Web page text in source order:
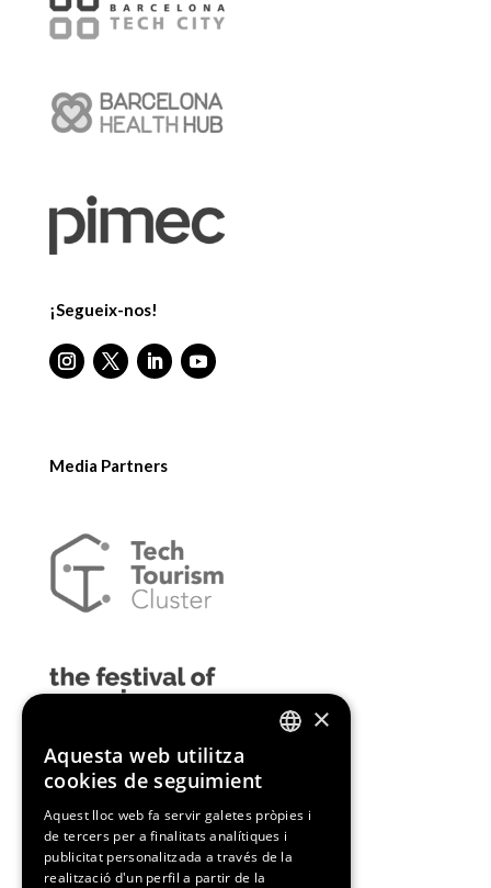
¡Segueix-nos!
Media Partners
CATALAN
×
Aquesta web utilitza
cookies de seguimient
Aquest lloc web fa servir galetes pròpies i
de tercers per a finalitats analítiques i
publicitat personalitzada a través de la
realització d'un perfil a partir de la